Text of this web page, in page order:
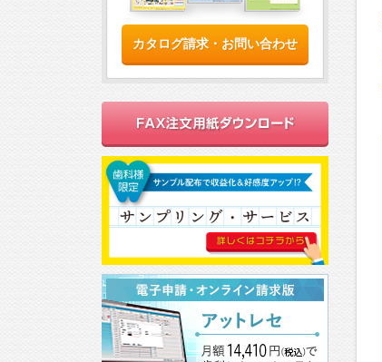
カタログ請求・お問い合わせ